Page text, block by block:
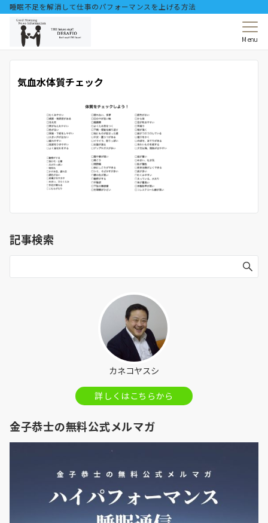
睡眠不足を解消して仕事のパフォーマンスを上げる方法
Menu
気血水体質チェック
記事検索
カネコヤスシ
詳しくはこちらから
金子恭士の無料公式メルマガ